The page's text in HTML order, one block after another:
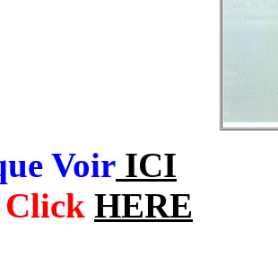
Voir ICI
HERE